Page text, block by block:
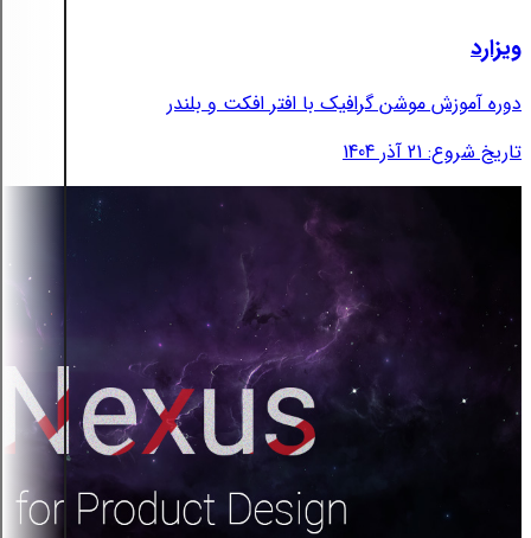
ویزارد
دوره آموزش موشن گرافیک با افتر افکت و بلندر
تاریخ شروع: 21 آذر 1404